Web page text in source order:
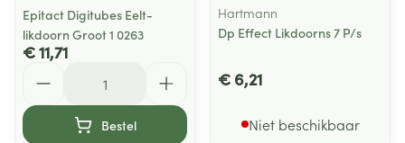
Epitact Digitubes Eelt-
likdoorn Groot 1 0263
€ 11,71
Bestel
Hartmann
Dp Effect Likdoorns 7 P/s
€ 6,21
Niet beschikbaar